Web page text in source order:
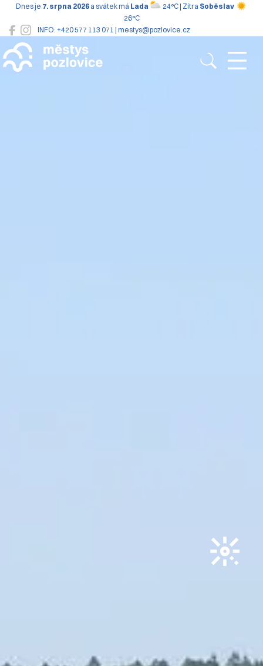
INFO: +420 577 113 071 | mestys@pozlovice.cz
Dnes je 7. srpna 2026 a svátek má Lada 24°C | Zítra Soběslav
26°C
Pozlovice